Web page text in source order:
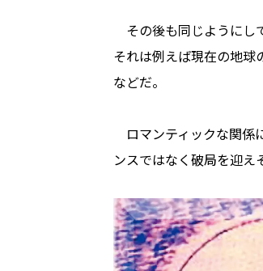
その後も同じようにし
それは例えば現在の地球
などだ。
ロマンティックな関係
ンスではなく破局を迎え